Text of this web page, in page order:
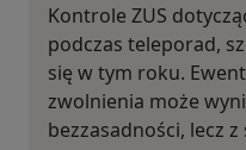
Kontrole ZUS
podczas teleporad,
się w tym roku.
zwolnienia może
bezzasadności, lecz